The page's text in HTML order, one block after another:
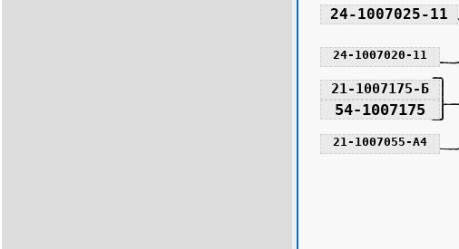
21-1007055-А4
21-1007175-Б
24-1007020-11
24-1007025-11
54-1007175